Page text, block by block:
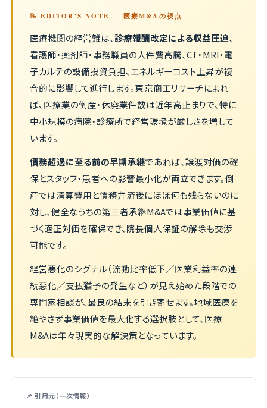
📝 EDITOR'S NOTE — 医療M&Aの視点
医療機関の経営難は、診療報酬改定による収益圧迫、
看護師・薬剤師・事務職員の人件費高騰、CT・MRI・電
子カルテの設備投資負担、エネルギーコスト上昇が複
合的に影響して進行します。東京商工リサーチによれ
ば、医療業の倒産・休廃業件数は近年高止まりで、特に
中小規模の病院・診療所で経営環境が厳しさを増して
います。
債務超過に至る前の早期承継であれば、譲渡対価の確
保とスタッフ・患者への影響最小化が両立できます。倒
産では清算費用と債務弁済後にほぼ何も残らないのに
対し、健全なうちの第三者承継M&Aでは事業価値に基
づく適正対価を確保でき、院長個人保証の解除も交渉
可能です。
経営悪化のシグナル（流動比率低下／医業利益率の連
続悪化／支払猶予の発生など）が見え始めた段階での
専門家相談が、最良の結末を引き寄せます。地域医療を
絶やさず事業価値を最大化する選択肢として、医療
M&Aは年々現実的な解決策となっています。
📌 引用元（一次情報）